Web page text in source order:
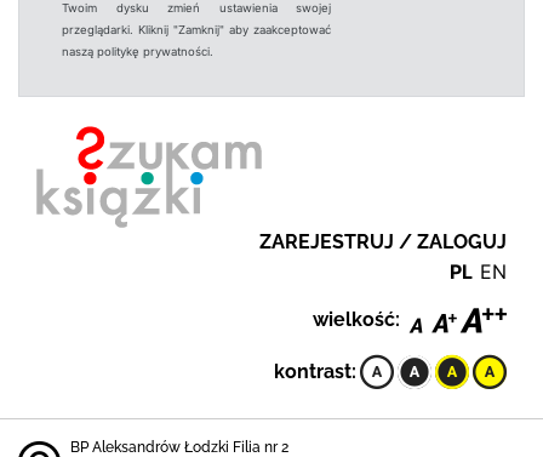
Twoim dysku zmień ustawienia swojej
przeglądarki. Kliknij "Zamknij" aby zaakceptować
naszą politykę prywatności.
ZAREJESTRUJ / ZALOGUJ
PL EN
wielkość:
kontrast:
BP Aleksandrów Łodzki Filia nr 2